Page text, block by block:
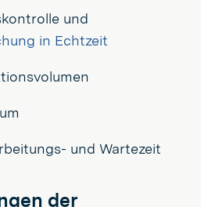
und
in Echtzeit
und Wartezeit
der